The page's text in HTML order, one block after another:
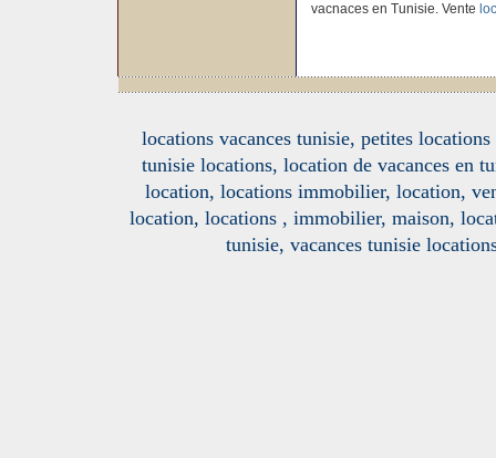
vacnaces en Tunisie. Vente
locations vacances tunisie, petites
tunisie locations, location de vacances en
location, locations immobilier, location,
location, locations , immobilier, maison,
tunisie, vacances tunisie